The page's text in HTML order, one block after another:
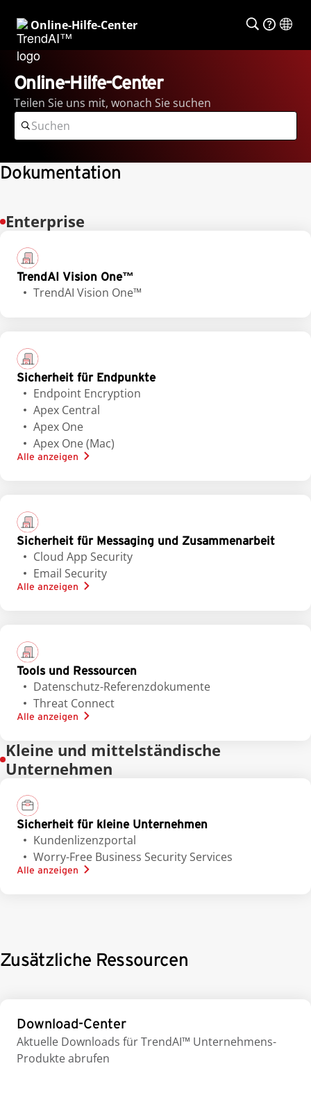
Online-Hilfe-Center
Online-Hilfe-Center
Teilen Sie uns mit, wonach Sie suchen
Dokumentation
Enterprise
TrendAI Vision One™
TrendAI Vision One™
Sicherheit für Endpunkte
Endpoint Encryption
Apex Central
Apex One
Apex One (Mac)
Alle anzeigen
Sicherheit für Messaging und Zusammenarbeit
Cloud App Security
Email Security
Alle anzeigen
Tools und Ressourcen
Datenschutz-Referenzdokumente
Threat Connect
Alle anzeigen
Kleine und mittelständische
Unternehmen
Sicherheit für kleine Unternehmen
Kundenlizenzportal
Worry-Free Business Security Services
Alle anzeigen
Zusätzliche Ressourcen
Download-Center
Aktuelle Downloads für TrendAI™ Unternehmens-
Produkte abrufen